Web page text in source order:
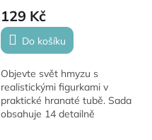
129 Kč
Do košíku
Objevte svět hmyzu s
realistickými figurkami v
praktické hranaté tubě. Sada
obsahuje 14 detailně